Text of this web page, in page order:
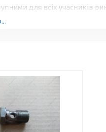
для всіх учасників